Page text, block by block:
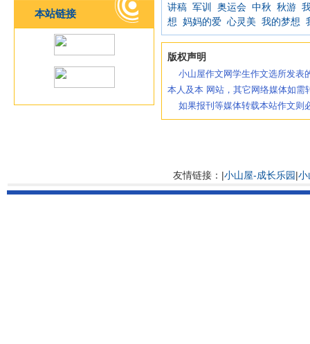
本站链接
讲稿 军训 奥运会 中秋 秋游
想 妈妈的爱 心灵美 我的梦想
版权声明
小山屋作文网学生作文选所发表
本人及本 网站，其它网络媒体如需
如果报刊等媒体转载本站作文则
友情链接：|小山屋-成长乐园|小